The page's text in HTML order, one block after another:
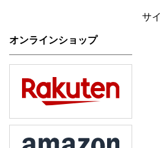
サイ
オンラインショップ